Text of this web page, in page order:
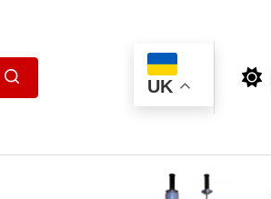
UK